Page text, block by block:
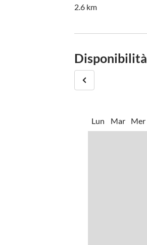
2.6 km
Disponibilità
Lun Mar Mer